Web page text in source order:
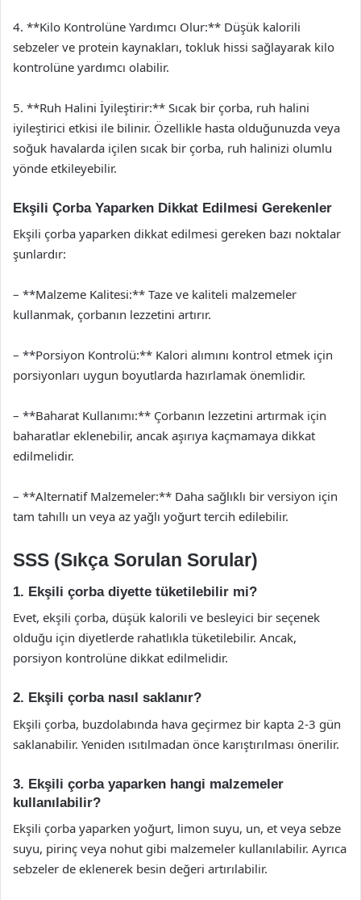
4. **Kilo Kontrolüne Yardımcı Olur:** Düşük kalorili
sebzeler ve protein kaynakları, tokluk hissi sağlayarak kilo
kontrolüne yardımcı olabilir.
5. **Ruh Halini İyileştirir:** Sıcak bir çorba, ruh halini
iyileştirici etkisi ile bilinir. Özellikle hasta olduğunuzda veya
soğuk havalarda içilen sıcak bir çorba, ruh halinizi olumlu
yönde etkileyebilir.
Ekşili Çorba Yaparken Dikkat Edilmesi Gerekenler
Ekşili çorba yaparken dikkat edilmesi gereken bazı noktalar
şunlardır:
– **Malzeme Kalitesi:** Taze ve kaliteli malzemeler
kullanmak, çorbanın lezzetini artırır.
– **Porsiyon Kontrolü:** Kalori alımını kontrol etmek için
porsiyonları uygun boyutlarda hazırlamak önemlidir.
– **Baharat Kullanımı:** Çorbanın lezzetini artırmak için
baharatlar eklenebilir, ancak aşırıya kaçmamaya dikkat
edilmelidir.
– **Alternatif Malzemeler:** Daha sağlıklı bir versiyon için
tam tahıllı un veya az yağlı yoğurt tercih edilebilir.
SSS (Sıkça Sorulan Sorular)
1. Ekşili çorba diyette tüketilebilir mi?
Evet, ekşili çorba, düşük kalorili ve besleyici bir seçenek
olduğu için diyetlerde rahatlıkla tüketilebilir. Ancak,
porsiyon kontrolüne dikkat edilmelidir.
2. Ekşili çorba nasıl saklanır?
Ekşili çorba, buzdolabında hava geçirmez bir kapta 2-3 gün
saklanabilir. Yeniden ısıtılmadan önce karıştırılması önerilir.
3. Ekşili çorba yaparken hangi malzemeler
kullanılabilir?
Ekşili çorba yaparken yoğurt, limon suyu, un, et veya sebze
suyu, pirinç veya nohut gibi malzemeler kullanılabilir. Ayrıca
sebzeler de eklenerek besin değeri artırılabilir.